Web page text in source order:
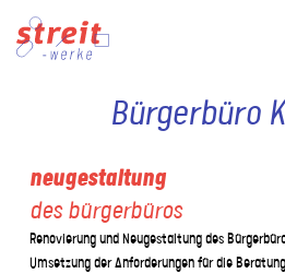
content
Bürgerbüro
neugestaltung
des bürgerbüros
Renovierung und Neugestaltung des
Umsetzung der Anforderungen für die